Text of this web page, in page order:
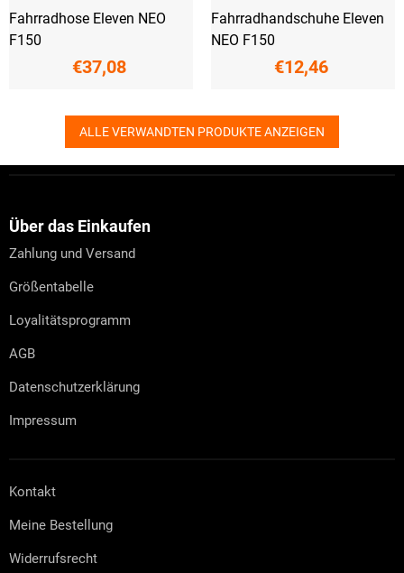
Fahrradhose Eleven NEO
F150
€37,08
Fahrradhandschuhe Eleven
NEO F150
€12,46
ALLE VERWANDTEN PRODUKTE ANZEIGEN
Über das Einkaufen
Zahlung und Versand
Größentabelle
Loyalitätsprogramm
AGB
Datenschutzerklärung
Impressum
Kontakt
Meine Bestellung
Widerrufsrecht